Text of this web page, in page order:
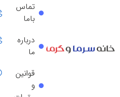
تماس
باما
درباره
ما
قوانین
و